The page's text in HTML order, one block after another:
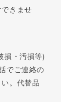
きませ
損・汚損等)
でご連絡の
。代替品